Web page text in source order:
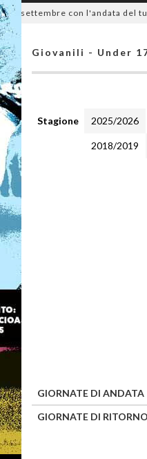
con l'andata del turno
Giovanili - Under
Stagione 2025/2026
2018/2019
GIORNATE DI ANDATA
GIORNATE DI RITORNO